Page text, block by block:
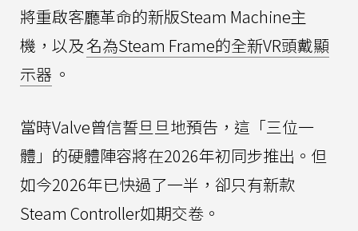
將重啟客廳革命的新版Steam Machine主
機，以及名為Steam Frame的全新VR頭戴顯
示器 。
當時Valve曾信誓旦旦地預告，這「三位一
體」的硬體陣容將在2026年初同步推出。但
如今2026年已快過了一半，卻只有新款
Steam Controller如期交卷。